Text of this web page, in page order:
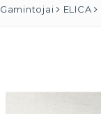
Gamintojai ELICA